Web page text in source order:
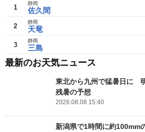
1 佐久間
静岡
2 天竜
静岡
3 三島
静岡
最新のお天気ニュース
東北から九州で猛暑日に
残暑の予想
2026.08.08 15:40
新潟県で1時間に約